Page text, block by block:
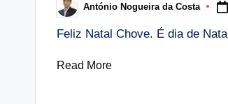
Posted
by
António Nogueira da Costa
Feliz Natal Chove. É dia de
Read More